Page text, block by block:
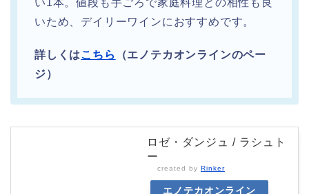
いため、デイリーワインにおすすめです。
詳しくはこちら
（エノテカオンラインのペー
ジ）
ロゼ・ダンジュ / ラシュト
ー
created by Rinker
エノテカオンライン